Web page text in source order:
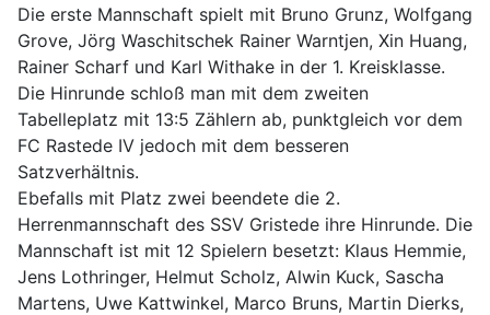
Die erste Mannschaft spielt mit Bruno Grunz, Wolfgang
Grove, Jörg Waschitschek Rainer Warntjen, Xin Huang,
Rainer Scharf und Karl Withake in der 1. Kreisklasse.
Die Hinrunde schloß man mit dem zweiten
Tabelleplatz mit 13:5 Zählern ab, punktgleich vor dem
FC Rastede IV jedoch mit dem besseren
Satzverhältnis.
Ebefalls mit Platz zwei beendete die 2.
Herrenmannschaft des SSV Gristede ihre Hinrunde. Die
Mannschaft ist mit 12 Spielern besetzt: Klaus Hemmie,
Jens Lothringer, Helmut Scholz, Alwin Kuck, Sascha
Martens, Uwe Kattwinkel, Marco Bruns, Martin Dierks,